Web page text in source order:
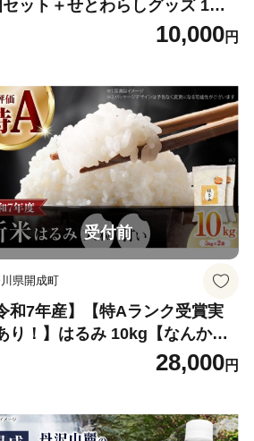
ット＋せとわらしグッズ 1
キーホルダーセット【開成町商
10,000円
受付前
県開成町
和7年産】【特Aランク受賞実
り！】はるみ 10kg【なんかい
ーム】 米 お米 精米 白米 はる
新米 令和7年産 [BDBD003]
28,000円